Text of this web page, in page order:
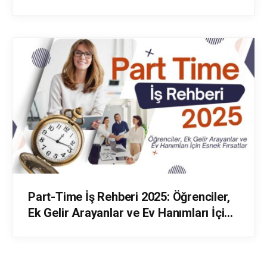
Part-Time İş Rehberi 2025: Öğrenciler,
Ek Gelir Arayanlar ve Ev Hanımları İçin